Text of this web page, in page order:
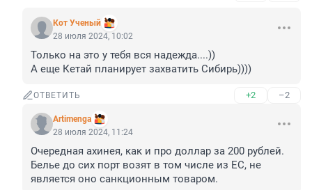
Кот Ученый
28 июля 2024, 10:02
Только на это у тебя вся надежда....))
А еще Кетай планирует захватить Сибирь))))
ОТВЕТИТЬ +2 –2
Artimenga
28 июля 2024, 11:24
Очередная ахинея, как и про доллар за 200 рублей.
Белье до сих порт возят в том числе из ЕС, не
является оно санкционным товаром.